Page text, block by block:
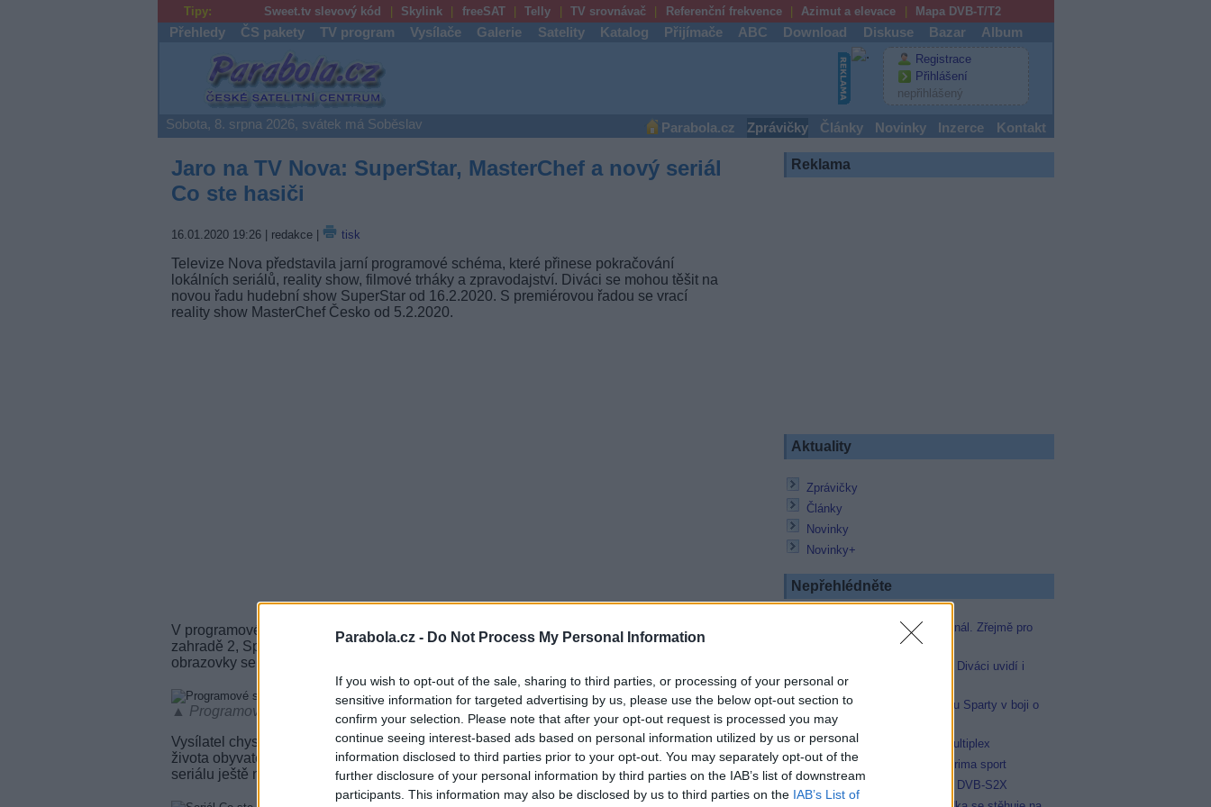
Parabola.cz - Do Not Process My Personal Information
If you wish to opt-out of the sale, sharing to third parties, or processing of your personal or
sensitive information for targeted advertising by us, please use the below opt-out section to
confirm your selection. Please note that after your opt-out request is processed you may
continue seeing interest-based ads based on personal information utilized by us or personal
information disclosed to third parties prior to your opt-out. You may separately opt-out of the
further disclosure of your personal information by third parties on the IAB’s list of downstream
participants. This information may also be disclosed by us to third parties on the IAB’s List of
Tipy: Sweet.tv slevový kód Skylink freeSAT Telly TV srovnávač Referenční frekvence Azimut a elevace Mapa DVB-T/T2
Přehledy ČS pakety TV program Vysílače Galerie Satelity Katalog Přijímače ABC Download Diskuse Bazar Album
Parabola.cz
Registrace
Přihlášení
nepřihlášený
Sobota, 8. srpna 2026, svátek má Soběslav Parabola.cz Zprávičky Články Novinky Inzerce Kontakt
Jaro na TV Nova: SuperStar, MasterChef a nový seriál
Co ste hasiči
16.01.2020 19:26| redakce | tisk
Televize Nova představila jarní programové schéma, které přinese pokračování
lokálních seriálů, reality show, filmové trháky a zpravodajství. Diváci se mohou těšit na
novou řadu hudební show SuperStar od 16.2.2020. S premiérovou řadou se vrací
reality show MasterChef Česko od 5.2.2020.
V programovém schématu Novy nebudou chybět ani stálice - Ulice, Ordinace v růžové
zahradě 2, Specialisté (od 27.1.2020), nové díly seriálu Kameňák startují 14. února. Na
obrazovky se vrátí i reality show Utajený šéf.
▲ Programové schéma TV Nova - jaro 2020 (foto: Nova)
Vysílatel chystá i úplnou novinku - seriál Co ste hasiči, který nahlíží do sousedského
života obyvatel vesnice Horní a místní hasičské jednotky. Datum nasazení nového
seriálu ještě nebyl upřesněn.
Reklama
Aktuality
Zprávičky
Články
Novinky
Novinky+
Nepřehlédněte
Skylink spustil nový Test kanál. Zřejmě pro
Oneplay zařadí Prima sport. Diváci uvidí i
zápas Sparty proti Lyonu
Prima sport odvysílá i odvetu Sparty v boji o
Ligu mistrů
Operátor Du převzal další multiplex
Antik TV potvrdil zařazení Prima sport
Televisa Networks přešla na DVB-S2X